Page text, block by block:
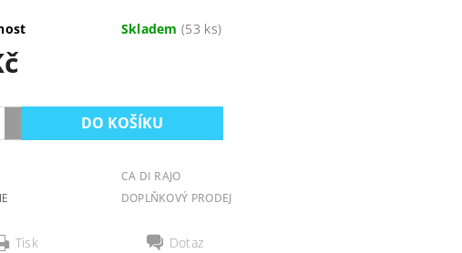
Skladem(53 ks)
CA DI RAJO
DOPLŇKOVÝ PRODEJ
Tisk Dotaz